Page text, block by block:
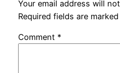
Your email address will
Required fields are marked
Comment *